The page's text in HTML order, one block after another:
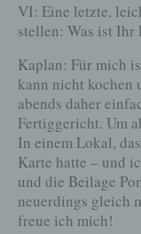
VI: Eine letzte,
stellen: Was ist
Kaplan: Für mich
kann nicht
abends daher
Fertiggericht. Um
In einem Lokal,
Karte hatte – und
und die Beilage
neuerdings gleich
freue ich mich!
Der für die
betroffenen Person
welche
die Verarbeitung
auf Wunsch oder
entgegenstehen.
Verarbeitung
in diesem
Verfügung.
Die Internetseite
Vorschriften